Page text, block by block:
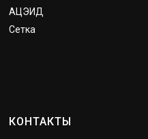
АЦЭИД
Сетка
КОНТАКТЫ